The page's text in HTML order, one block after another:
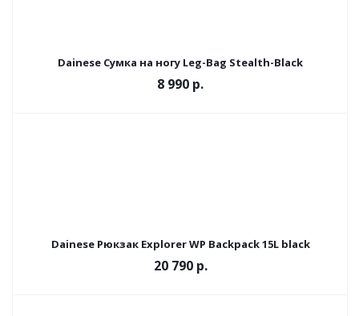
Dainese Сумка на ногу Leg-Bag Stealth-Black
8 990 р.
Dainese Рюкзак Explorer WP Backpack 15L black
20 790р.